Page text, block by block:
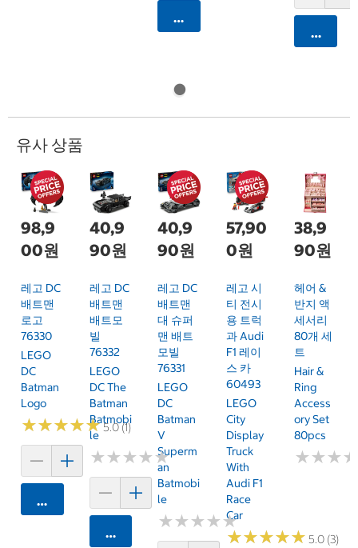
카트에 담기
카트에
유사 상품
98,9
00원
레고 DC
배트맨
로고
76330
LEGO
DC
Batman
Logo
★★★★★
★★★★★5.0 (1)
카트에 담기
40,9
90원
레고 DC
배트맨
배트모
빌
76332
LEGO
DC The
Batman
Batmobi
Le
★★★★★
★★★★★
카트에 담기
40,9
90원
레고 DC
배트맨
대 슈퍼
맨 배트
모빌
76331
LEGO
DC
Batman
V
Superm
An
Batmobi
Le
★★★★★
★★★★★
57,90
0원
레고 시
티 전시
용 트럭
과 Audi
F1 레이
스 카
60493
LEGO
City
Display
Truck
With
Audi F1
Race
Car
★★★★★
★★★★★ 5.0 (3)
38,9
90원
헤어 &
반지 액
세서리
80개 세
트
Hair &
Ring
Access
Ory Set
80pcs
★★★
★★★